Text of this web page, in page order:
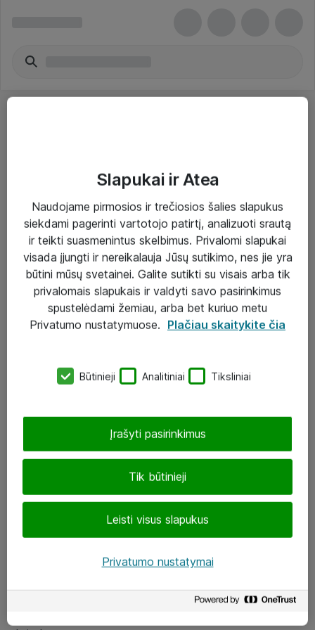
Paslaugos
Sprendimai
Įgyvendinti projektai
Atea ekspertų patarimai verslui
eShop@atea.lt
LinkedIn
Slapukai ir Atea
Naudojame pirmosios ir trečiosios šalies slapukus
siekdami pagerinti vartotojo patirtį, analizuoti srautą
ir teikti suasmenintus skelbimus. Privalomi slapukai
visada įjungti ir nereikalauja Jūsų sutikimo, nes jie yra
būtini mūsų svetainei. Galite sutikti su visais arba tik
privalomais slapukais ir valdyti savo pasirinkimus
spustelėdami žemiau, arba bet kuriuo metu
Privatumo nustatymuose. Plačiau skaitykite čia
Būtinieji Analitiniai Tiksliniai
Tik būtinieji
Leisti visus slapukus
Įrašyti pasirinkimus
Privatumo nustatymai